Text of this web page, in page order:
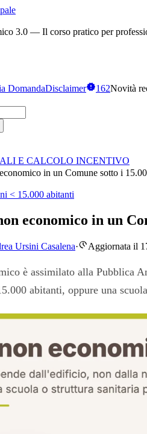
3.0 — Il corso pratico per
DomandaDisclaimer 162Novità
E CALCOLO INCENTIVO
in un Comune sotto i
< 15.000 abitanti
economico in un
Ursini Casalena· Aggiornata il
è assimilato alla Pubblica
abitanti, oppure una